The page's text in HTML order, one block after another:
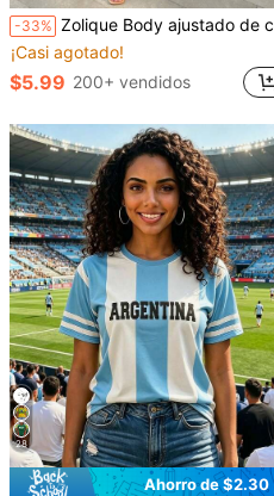
-33% Zolique Body ajustado de cuello profundo
¡Casi agotado!
$5.99 200+ vendidos
28
Ahorro de $2.30